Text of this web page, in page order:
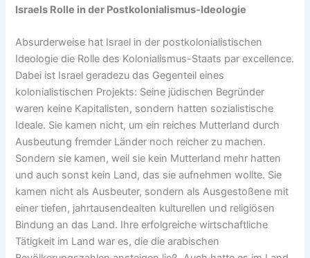
Israels Rolle in der Postkolonialismus-Ideologie
Absurderweise hat Israel in der postkolonialistischen
Ideologie die Rolle des Kolonialismus-Staats par excellence.
Dabei ist Israel geradezu das Gegenteil eines
kolonialistischen Projekts: Seine jüdischen Begründer
waren keine Kapitalisten, sondern hatten sozialistische
Ideale. Sie kamen nicht, um ein reiches Mutterland durch
Ausbeutung fremder Länder noch reicher zu machen.
Sondern sie kamen, weil sie kein Mutterland mehr hatten
und auch sonst kein Land, das sie aufnehmen wollte. Sie
kamen nicht als Ausbeuter, sondern als Ausgestoßene mit
einer tiefen, jahrtausendealten kulturellen und religiösen
Bindung an das Land. Ihre erfolgreiche wirtschaftliche
Tätigkeit im Land war es, die die arabischen